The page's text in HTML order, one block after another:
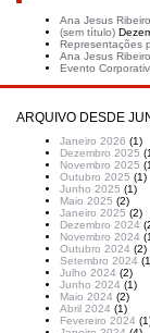
Ana Jesus
(sem título)
Representações
Ana Jesus
Evento
ARQUIVO DESDE
Janeiro 2026 (1)
Dezembro 2025
Novembro 2025
Outubro 2025 (1)
Junho 2025 (1)
Maio 2025 (2)
Janeiro 2025 (2)
Dezembro 2024
Novembro 2024
Outubro 2024 (2)
Setembro 2024
Julho 2024 (2)
Junho 2024 (1)
Maio 2024 (2)
Abril 2024 (1)
Fevereiro 2024